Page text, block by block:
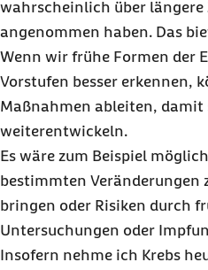
wahrscheinlich über
angenommen haben. Das
Wenn wir frühe Formen der
Vorstufen besser erkennen,
Maßnahmen ableiten, damit
weiterentwickeln.
Es wäre zum Beispiel
bestimmten Veränderungen
bringen oder Risiken durch
Untersuchungen oder
Insofern nehme ich Krebs